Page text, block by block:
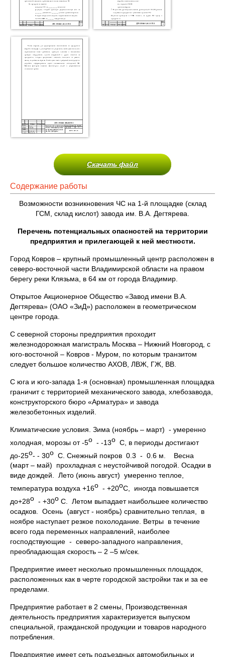
Скачать файл
Содержание работы
Возможности возникновения ЧС на 1-й площадке (склад
ГСМ, склад кислот) завода им. В.А. Дегтярева.
Перечень потенциальных опасностей на территории
предприятия и прилегающей к ней местности.
Город Ковров – крупный промышленный центр расположен в
северо-восточной части Владимирской области на правом
берегу реки Клязьма, в 64 км от города Владимир.
Открытое Акционерное Общество «Завод имени В.А.
Дегтярева» (ОАО «ЗиД») расположен в геометрическом
центре города.
С северной стороны предприятия проходит
железнодорожная магистраль Москва – Нижний Новгород, с
юго-восточной – Ковров - Муром, по которым транзитом
следует большое количество АХОВ, ЛВЖ, ГЖ, ВВ.
С юга и юго-запада 1-я (основная) промышленная площадка
граничит с территорией механического завода, хлебозавода,
конструкторского бюро «Арматура» и завода
железобетонных изделий.
Климатические условия. Зима (ноябрь – март) - умеренно
холодная, морозы от -5о - -13о С, в периоды достигают
до-25о- - 30о С. Снежный покров 0.3 - 0.6 м. Весна
(март – май) прохладная с неустойчивой погодой. Осадки в
виде дождей. Лето (июнь август) умеренно теплое,
температура воздуха +16о - +20оС, иногда повышается
до+28о - +30о С. Летом выпадает наибольшее количество
осадков. Осень (август - ноябрь) сравнительно теплая, в
ноябре наступает резкое похолодание. Ветры в течение
всего года переменных направлений, наиболее
господствующие - северо-западного направления,
преобладающая скорость – 2 –5 м/сек.
Предприятие имеет несколько промышленных площадок,
расположенных как в черте городской застройки так и за ее
пределами.
Предприятие работает в 2 смены, Производственная
деятельность предприятия характеризуется выпуском
специальной, гражданской продукции и товаров народного
потребления.
Предприятие имеет сеть подъездных автомобильных и